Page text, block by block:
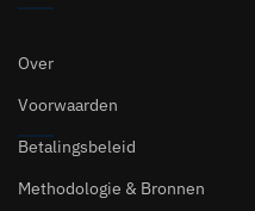
Over
Voorwaarden
Betalingsbeleid
Methodologie & Bronnen